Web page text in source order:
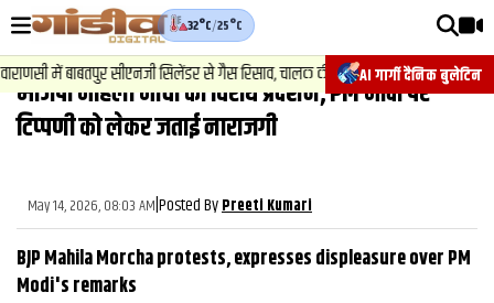
AI गार्गी दैनिक बुलेटिन
32°C/25°C
में बाबतपुर सीएनजी सिलेंडर से गैस रिसाव, चालक की सूझबूझ से टला बड़ा हादसा.
वीडियोज़
वाराणसी न्यूज़
राजनीति
फिल्मी
साहित्य
भाजपा महिला मोर्चा का विरोध प्रदर्शन, PM मोदी पर
टिप्‍पणी को लेकर जताई नाराजगी
May 14, 2026, 08:03 AM|Posted ByPreeti Kumari
BJP Mahila Morcha protests, expresses displeasure over PM
Modi's remarks